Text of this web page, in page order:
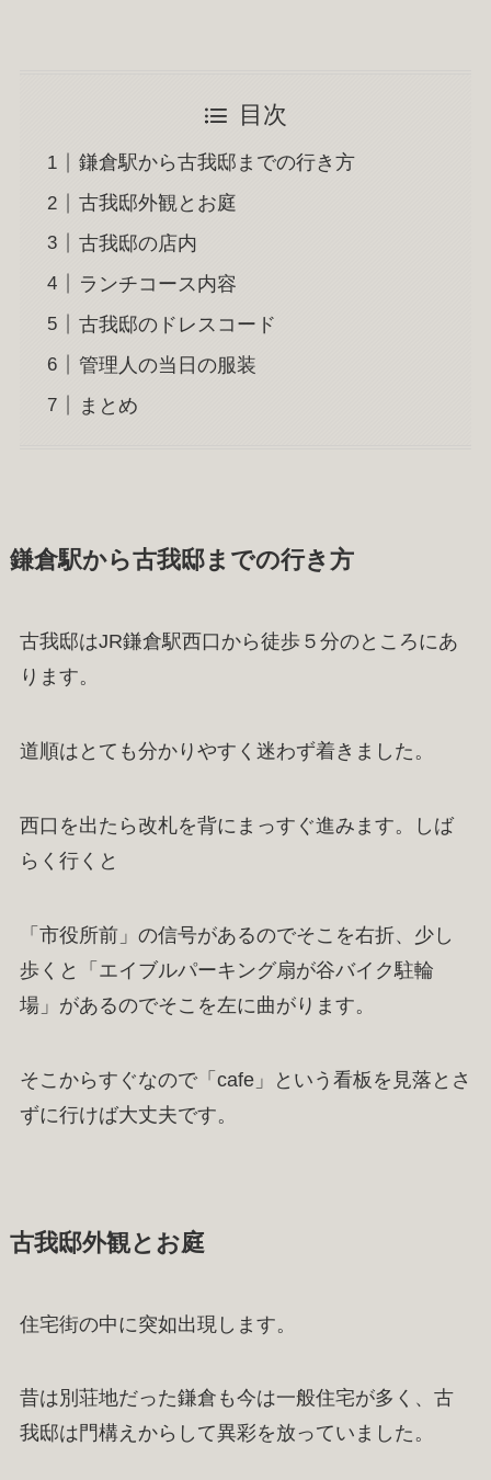
目次
鎌倉駅から古我邸までの行き方
古我邸外観とお庭
古我邸の店内
ランチコース内容
古我邸のドレスコード
管理人の当日の服装
まとめ
鎌倉駅から古我邸までの行き方
古我邸はJR鎌倉駅西口から徒歩５分のところにあ
ります。
道順はとても分かりやすく迷わず着きました。
西口を出たら改札を背にまっすぐ進みます。しば
らく行くと
「市役所前」の信号があるのでそこを右折、少し
歩くと「エイブルパーキング扇が谷バイク駐輪
場」があるのでそこを左に曲がります。
そこからすぐなので「cafe」という看板を見落とさ
ずに行けば大丈夫です。
古我邸外観とお庭
住宅街の中に突如出現します。
昔は別荘地だった鎌倉も今は一般住宅が多く、古
我邸は門構えからして異彩を放っていました。